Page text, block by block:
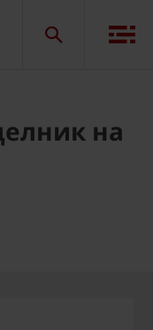
на